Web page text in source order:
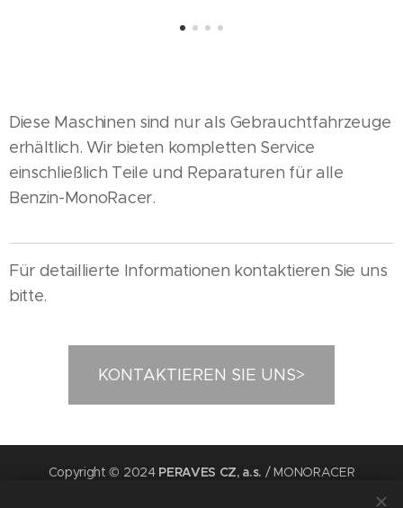
Diese Maschinen sind nur als Gebrauchtfahrzeuge
erhältlich. Wir bieten kompletten Service
einschließlich Teile und Reparaturen für alle
Benzin-MonoRacer.
Für detaillierte Informationen kontaktieren Sie uns
bitte.
KONTAKTIEREN SIE UNS>
Copyright © 2024 PERAVES CZ, a.s. / MONORACER